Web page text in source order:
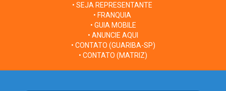
• SEJA REPRESENTANTE
• FRANQUIA
• GUIA MOBILE
• ANUNCIE AQUI
• CONTATO (GUARIBA-SP)
• CONTATO (MATRIZ)